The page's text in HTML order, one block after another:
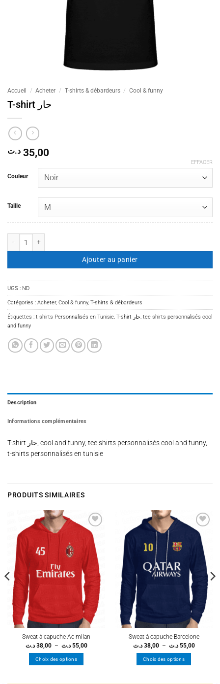
Accueil / Acheter / T-shirts & débardeurs / Cool & funny
T-shirt حار
35,00 د.ت
Couleur
Taille
EFFACER
Ajouter au panier
UGS : ND
Catégories : Acheter, Cool & funny, T-shirts & débardeurs
Étiquettes : t shirts Personnalisés en Tunisie, T-shirt حار, tee shirts personnalisés cool
and funny
Description
Informations complémentaires
T-shirt حار, cool and funny, tee shirts personnalisés cool and funny,
t-shirts personnalisés en tunisie
PRODUITS SIMILAIRES
Ajouter
à la
wishlist
Sweat à capuche Ac milan
38,00 د.ت – 55,00 د.ت
Plage
Choix des options
Ajouter
à la
wishlist
Sweat à capuche Barcelone
38,00 د.ت – 55,00 د.ت
Plage
Choix des options